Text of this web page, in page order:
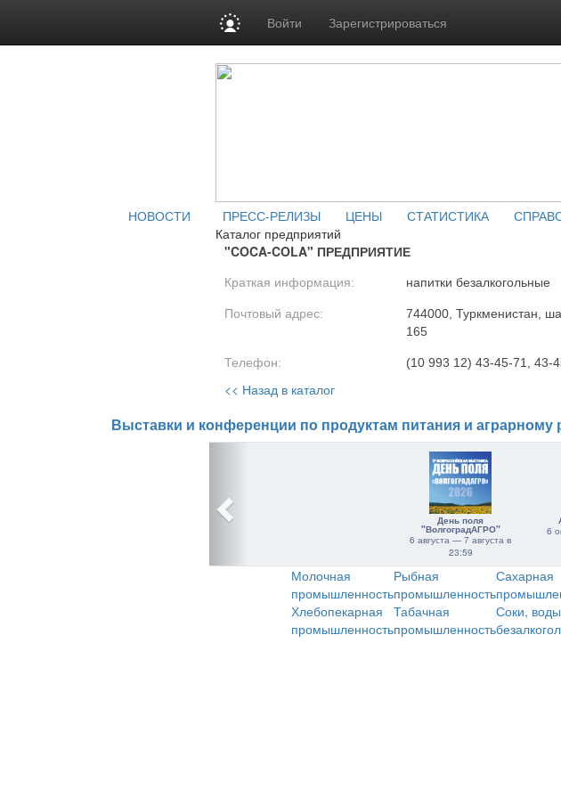
Войти Зарегистрироваться
НОВОСТИ ПРЕСС-РЕЛИЗЫ ЦЕНЫ СТАТИСТИКА
Каталог предприятий
"COCA-COLA" ПРЕДПРИЯТИЕ
Краткая информация: напитки безалкогольные
Почтовый адрес:
744000, Туркменистан,
165
Телефон: (10 993 12) 43-45-71, 43-
<< Назад в каталог
Выставки и конференции по продуктам питания и аграрному
День поля
"ВолгоградАГРО"
6 августа — 7 августа в
23:59
6
Молочная
промышленность
Рыбная
промышленность
Сахарная
Хлебопекарная
промышленность
Табачная
промышленность
Соки,